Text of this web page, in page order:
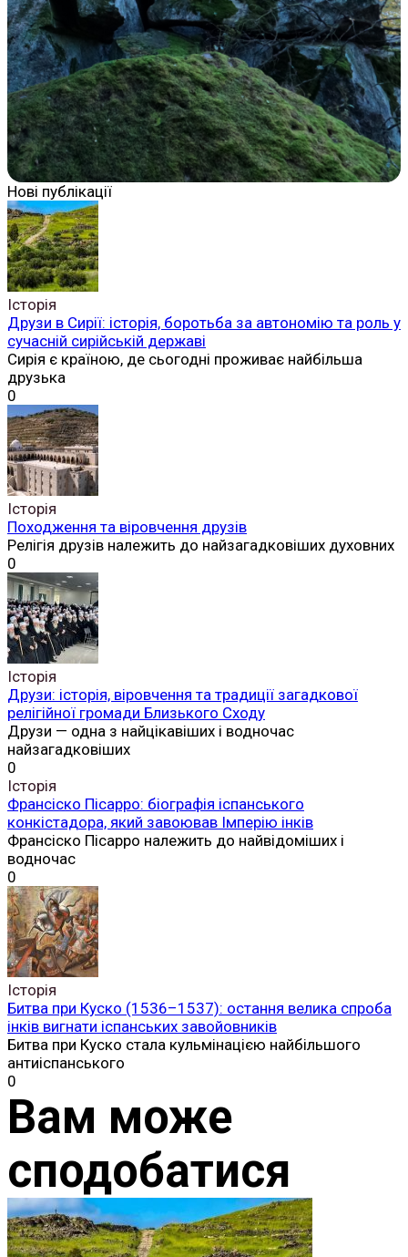
Нові публікації
Історія
Друзи в Сирії: історія, боротьба за автономію та роль у
сучасній сирійській державі
Сирія є країною, де сьогодні проживає найбільша
друзька
0
Історія
Походження та віровчення друзів
Релігія друзів належить до найзагадковіших духовних
0
Історія
Друзи: історія, віровчення та традиції загадкової
релігійної громади Близького Сходу
Друзи — одна з найцікавіших і водночас
найзагадковіших
0
Історія
Франсіско Пісарро: біографія іспанського
конкістадора, який завоював Імперію інків
Франсіско Пісарро належить до найвідоміших і
водночас
0
Історія
Битва при Куско (1536–1537): остання велика спроба
інків вигнати іспанських завойовників
Битва при Куско стала кульмінацією найбільшого
антиіспанського
0
Вам може
сподобатися